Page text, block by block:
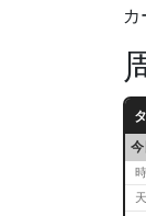
今